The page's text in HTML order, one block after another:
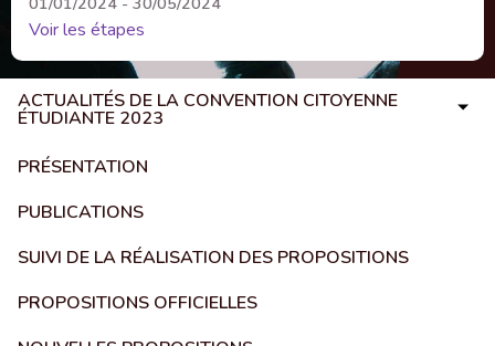
Voir les étapes
ACTUALITÉS DE LA CONVENTION CITOYENNE
ÉTUDIANTE 2023
PRÉSENTATION
PUBLICATIONS
SUIVI DE LA RÉALISATION DES PROPOSITIONS
PROPOSITIONS OFFICIELLES